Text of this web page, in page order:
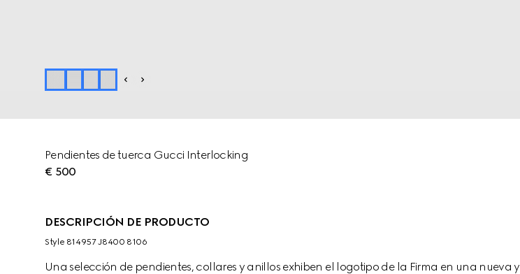
Pendientes de tuerca Gucci Interlocking
€ 500
DESCRIPCIÓN DE PRODUCTO
Style ‎814957 J8400 8106
Una selección de pendientes, collares y anillos exhiben el logotipo de la Firma en una nueva y